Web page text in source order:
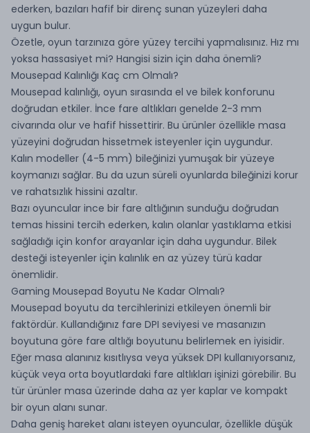
ederken, bazıları hafif bir direnç sunan yüzeyleri daha
uygun bulur.
Özetle, oyun tarzınıza göre yüzey tercihi yapmalısınız. Hız mı
yoksa hassasiyet mi? Hangisi sizin için daha önemli?
Mousepad Kalınlığı Kaç cm Olmalı?
Mousepad kalınlığı, oyun sırasında el ve bilek konforunu
doğrudan etkiler. İnce fare altlıkları genelde 2-3 mm
civarında olur ve hafif hissettirir. Bu ürünler özellikle masa
yüzeyini doğrudan hissetmek isteyenler için uygundur.
Kalın modeller (4-5 mm) bileğinizi yumuşak bir yüzeye
koymanızı sağlar. Bu da uzun süreli oyunlarda bileğinizi korur
ve rahatsızlık hissini azaltır.
Bazı oyuncular ince bir fare altlığının sunduğu doğrudan
temas hissini tercih ederken, kalın olanlar yastıklama etkisi
sağladığı için konfor arayanlar için daha uygundur. Bilek
desteği isteyenler için kalınlık en az yüzey türü kadar
önemlidir.
Gaming Mousepad Boyutu Ne Kadar Olmalı?
Mousepad boyutu da tercihlerinizi etkileyen önemli bir
faktördür. Kullandığınız fare DPI seviyesi ve masanızın
boyutuna göre fare altlığı boyutunu belirlemek en iyisidir.
Eğer masa alanınız kısıtlıysa veya yüksek DPI kullanıyorsanız,
küçük veya orta boyutlardaki fare altlıkları işinizi görebilir. Bu
tür ürünler masa üzerinde daha az yer kaplar ve kompakt
bir oyun alanı sunar.
Daha geniş hareket alanı isteyen oyuncular, özellikle düşük